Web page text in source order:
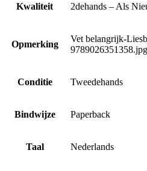
Kwaliteit 2dehands – Als
Opmerking
Vet belangrijk-
9789026351358.jpg
Conditie Tweedehands
Bindwijze Paperback
Taal Nederlands